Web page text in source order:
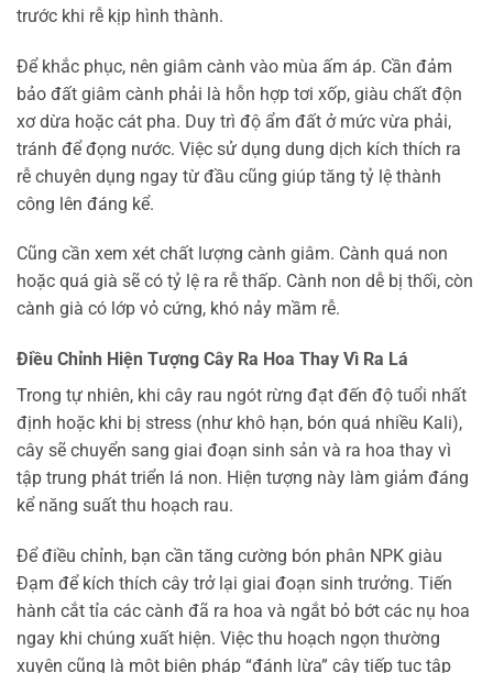
trước khi rễ kịp hình thành.
Để khắc phục, nên giâm cành vào mùa ấm áp. Cần đảm
bảo đất giâm cành phải là hỗn hợp tơi xốp, giàu chất độn
xơ dừa hoặc cát pha. Duy trì độ ẩm đất ở mức vừa phải,
tránh để đọng nước. Việc sử dụng dung dịch kích thích ra
rễ chuyên dụng ngay từ đầu cũng giúp tăng tỷ lệ thành
công lên đáng kể.
Cũng cần xem xét chất lượng cành giâm. Cành quá non
hoặc quá già sẽ có tỷ lệ ra rễ thấp. Cành non dễ bị thối, còn
cành già có lớp vỏ cứng, khó nảy mầm rễ.
Điều Chỉnh Hiện Tượng Cây Ra Hoa Thay Vì Ra Lá
Trong tự nhiên, khi cây rau ngót rừng đạt đến độ tuổi nhất
định hoặc khi bị stress (như khô hạn, bón quá nhiều Kali),
cây sẽ chuyển sang giai đoạn sinh sản và ra hoa thay vì
tập trung phát triển lá non. Hiện tượng này làm giảm đáng
kể năng suất thu hoạch rau.
Để điều chỉnh, bạn cần tăng cường bón phân NPK giàu
Đạm để kích thích cây trở lại giai đoạn sinh trưởng. Tiến
hành cắt tỉa các cành đã ra hoa và ngắt bỏ bớt các nụ hoa
ngay khi chúng xuất hiện. Việc thu hoạch ngọn thường
xuyên cũng là một biện pháp “đánh lừa” cây tiếp tục tập